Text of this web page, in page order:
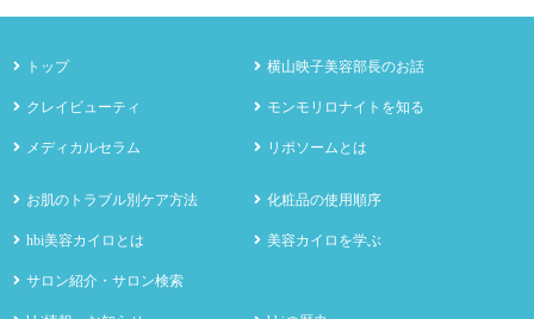
トップ 横山映子美容部長のお話
クレイビューティ モンモリロナイトを知る
メディカルセラム リポソームとは
お肌のトラブル別ケア方法 化粧品の使用順序
hbi美容カイロとは 美容カイロを学ぶ
サロン紹介・サロン検索